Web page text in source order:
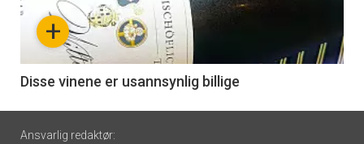
nå
6
+
Disse vinene er usannsynlig billige
Footer
Ansvarlig redaktør: